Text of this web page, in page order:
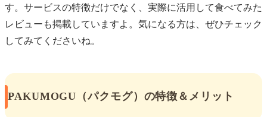
す。サービスの特徴だけでなく、実際に活用して食べてみた
レビューも掲載していますよ。気になる方は、ぜひチェック
してみてくださいね。
PAKUMOGU（パクモグ）の特徴＆メリット